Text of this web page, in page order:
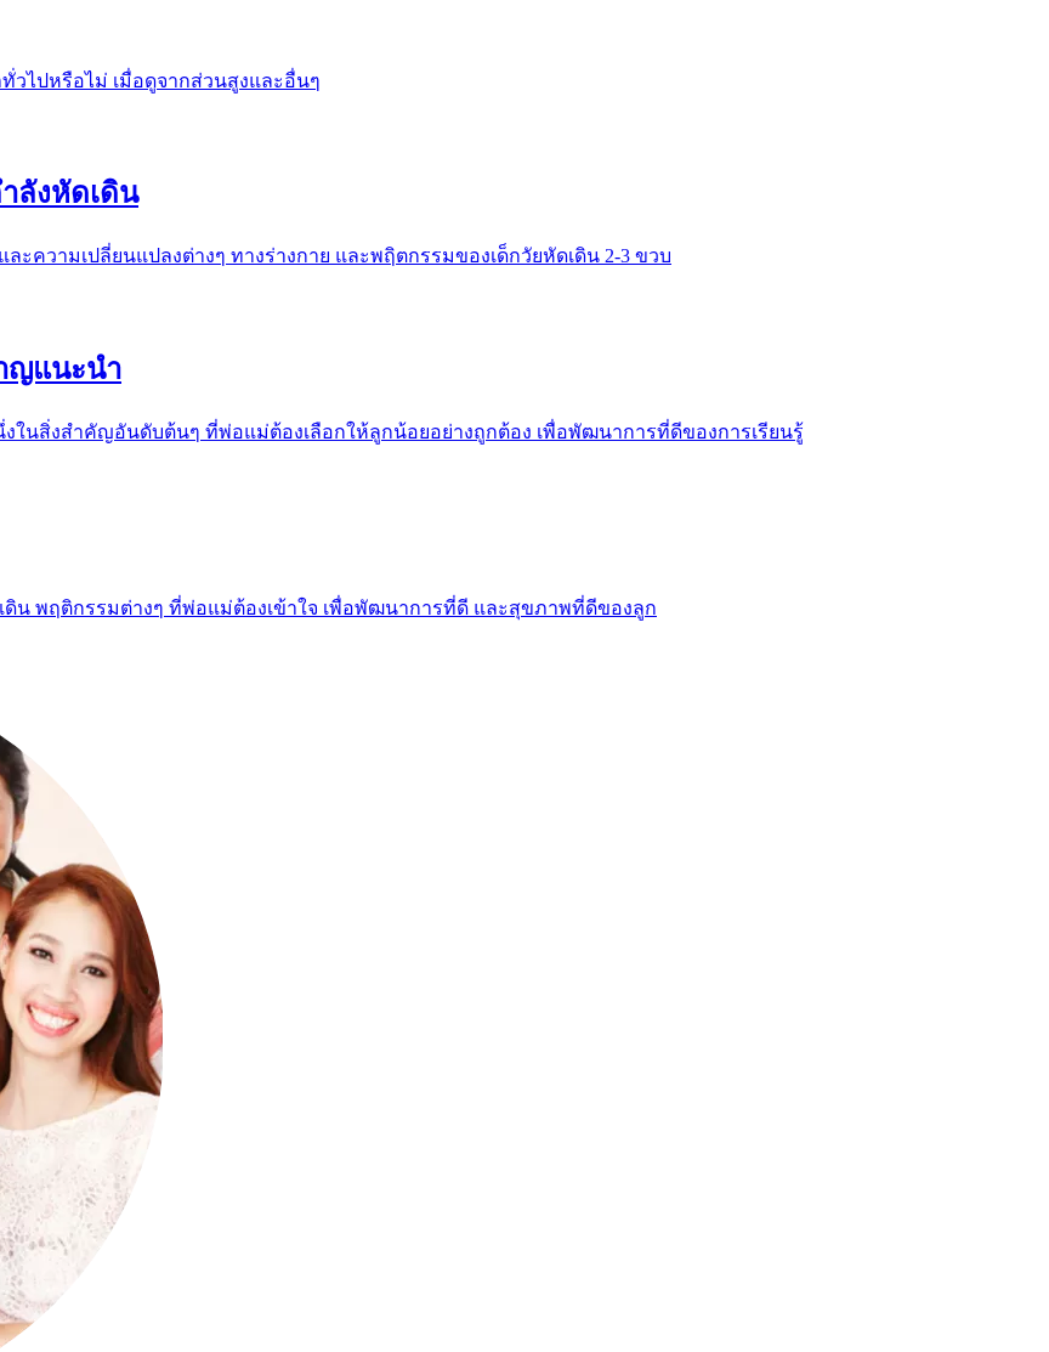
ไปหรือไม่ เมื่อดูจากส่วนสูงและอื่นๆ
ลังหัดเดิน
ความเปลี่ยนแปลงต่างๆ ทางร่างกาย และพฤิตกรรมของเด็กวัยหัดเดิน 2-3 ขวบ
ญแนะนำ
ในสิ่งสำคัญอันดับต้นๆ ที่พ่อแม่ต้องเลือกให้ลูกน้อยอย่างถูกต้อง เพื่อพัฒนาการที่ดีของการเรียนรู้
ดิน พฤติกรรมต่างๆ ที่พ่อแม่ต้องเข้าใจ เพื่อพัฒนาการที่ดี และสุขภาพที่ดีของลูก